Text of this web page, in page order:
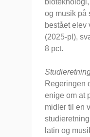
og musik på
bestået elev
(2025-pl),
8 pct.
Regeringen
enige om at
midler til en
latin og